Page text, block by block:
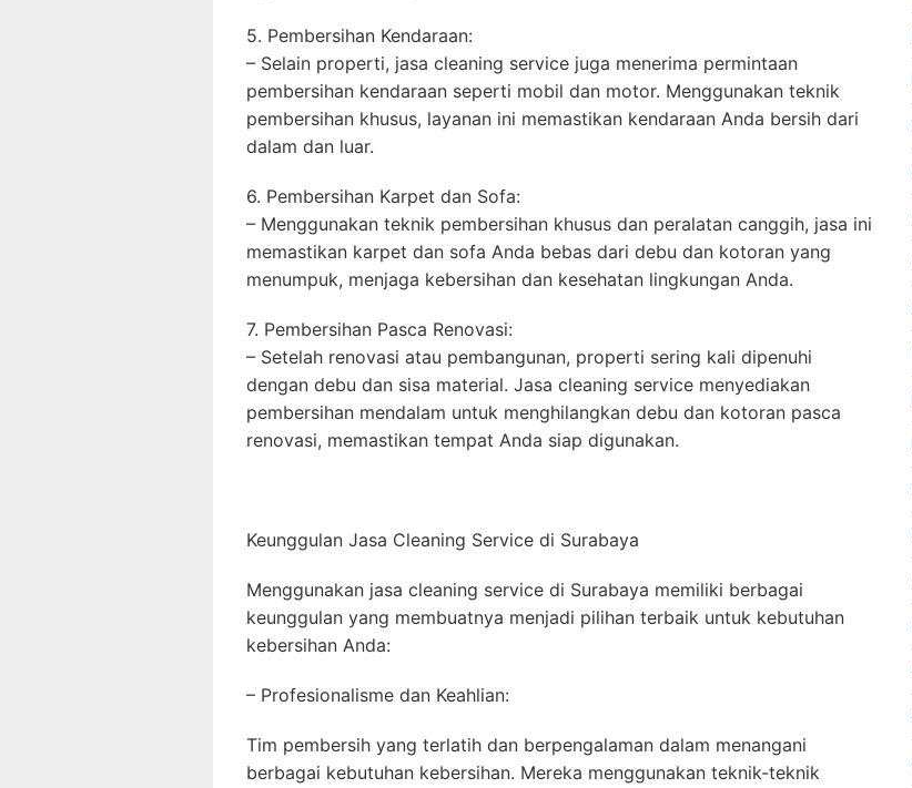
5. Pembersihan Kendaraan:
– Selain properti, jasa cleaning service juga menerima permintaan
pembersihan kendaraan seperti mobil dan motor. Menggunakan teknik
pembersihan khusus, layanan ini memastikan kendaraan Anda bersih dari
dalam dan luar.
6. Pembersihan Karpet dan Sofa:
– Menggunakan teknik pembersihan khusus dan peralatan canggih, jasa ini
memastikan karpet dan sofa Anda bebas dari debu dan kotoran yang
menumpuk, menjaga kebersihan dan kesehatan lingkungan Anda.
7. Pembersihan Pasca Renovasi:
– Setelah renovasi atau pembangunan, properti sering kali dipenuhi
dengan debu dan sisa material. Jasa cleaning service menyediakan
pembersihan mendalam untuk menghilangkan debu dan kotoran pasca
renovasi, memastikan tempat Anda siap digunakan.
Keunggulan Jasa Cleaning Service di Surabaya
Menggunakan jasa cleaning service di Surabaya memiliki berbagai
keunggulan yang membuatnya menjadi pilihan terbaik untuk kebutuhan
kebersihan Anda:
– Profesionalisme dan Keahlian:
Tim pembersih yang terlatih dan berpengalaman dalam menangani
berbagai kebutuhan kebersihan. Mereka menggunakan teknik-teknik